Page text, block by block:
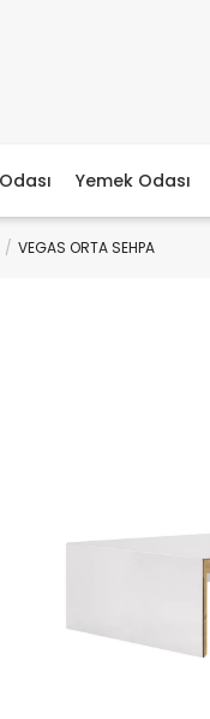
Yemek Odası
VEGAS ORTA SEHPA